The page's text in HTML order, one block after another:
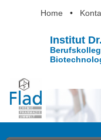
Home •
Institut